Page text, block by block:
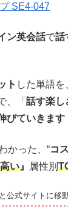
SE4-047
ン英会話で話
ト した単語を
、「 話す楽し
びていきます
かった、“コ
い 』 属性別
公式サイトに移